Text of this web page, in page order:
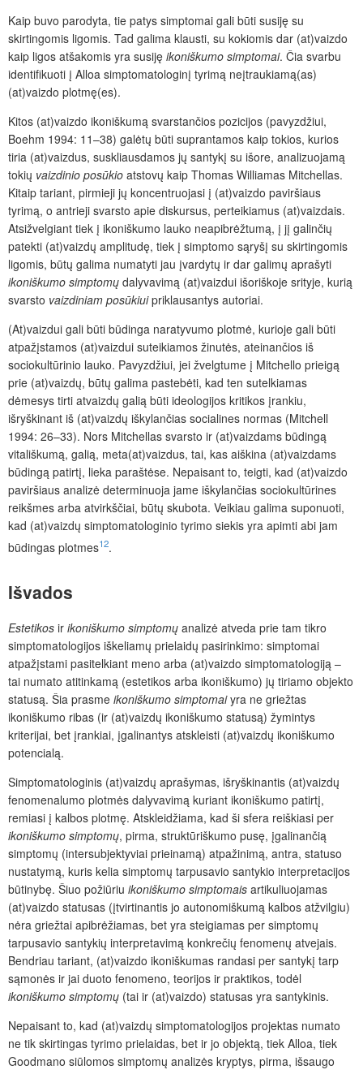
Kaip buvo parodyta, tie patys simptomai gali būti susiję su
skirtingomis ligomis. Tad galima klausti, su kokiomis dar (at)vaizdo
kaip ligos atšakomis yra susiję ikoniškumo simptomai. Čia svarbu
identifikuoti į Alloa simptomatologinį tyrimą neįtraukiamą(as)
(at)vaizdo plotmę(es).
Kitos (at)vaizdo ikoniškumą svarstančios pozicijos (pavyzdžiui,
Boehm 1994: 11–38) galėtų būti suprantamos kaip tokios, kurios
tiria (at)vaizdus, suskliausdamos jų santykį su išore, analizuojamą
tokių vaizdinio posūkio atstovų kaip Thomas Williamas Mitchellas.
Kitaip tariant, pirmieji jų koncentruojasi į (at)vaizdo paviršiaus
tyrimą, o antrieji svarsto apie diskursus, perteikiamus (at)vaizdais.
Atsižvelgiant tiek į ikoniškumo lauko neapibrėžtumą, į jį galinčių
patekti (at)vaizdų amplitudę, tiek į simptomo sąryšį su skirtingomis
ligomis, būtų galima numatyti jau įvardytų ir dar galimų aprašyti
ikoniškumo simptomų dalyvavimą (at)­vaizdui išoriškoje srityje, kurią
svarsto vaizdiniam posūkiuipriklausantys autoriai.
(At)vaizdui gali būti būdinga naratyvumo plotmė, kurioje gali būti
atpažįstamos (at)­vaizdui suteikiamos žinutės, ateinančios iš
sociokultūrinio lauko. Pavyzdžiui, jei žvelgtume į Mitchello prieigą
prie (at)vaizdų, būtų galima pastebėti, kad ten sutelkiamas
dėmesys tirti atvaizdų galią būti ideologijos kritikos įrankiu,
išryškinant iš (at)vaizdų iškylančias socialines normas (Mitchell
1994: 26–33). Nors Mitchellas svarsto ir (at)vaizdams būdingą
vitališkumą, galią, meta(at)vaizdus, tai, kas aiškina (at)vaizdams
būdingą patirtį, lieka paraštėse. Nepaisant to, teigti, kad (at)vaizdo
paviršiaus analizė determinuoja jame iškylančias sociokultūrines
reikšmes arba atvirkščiai, būtų skubota. Veikiau galima suponuoti,
kad (at)vaizdų simptomatologinio tyrimo siekis yra apimti abi jam
būdingas plotmes12.
Išvados
Estetikos ir ikoniškumo simptomų analizė atveda prie tam tikro
simptomatologijos iškeliamų prielaidų pasirinkimo: simptomai
atpažįstami pasitelkiant meno arba (at)­vaizdo simptomatologiją –
tai numato atitinkamą (estetikos arba ikoniškumo) jų tiriamo objekto
statusą. Šia prasme ikoniškumo simptomaiyra ne griežtas
ikoniškumo ribas (ir (at)vaizdų ikoniškumo statusą) žymintys
kriterijai, bet įrankiai, įgalinantys atskleisti (at)­vaizdų ikoniškumo
potencialą.
Simptomatologinis (at)vaizdų aprašymas, išryškinantis (at)vaizdų
fenomenalumo plotmės dalyvavimą kuriant ikoniškumo patirtį,
remiasi į kalbos plotmę. Atskleidžiama, kad ši sfera reiškiasi per
ikoniškumo simptomų, pirma, struktūriškumo pusę, įgalinančią
simptomų (intersubjektyviai prieinamą) atpažinimą, antra, statuso
nustatymą, kuris kelia simptomų tarpusavio santykio interpretacijos
būtinybę. Šiuo požiūriu ikoniškumo simptomais artikuliuojamas
(at)vaizdo statusas (įtvirtinantis jo autonomiškumą kalbos atžvilgiu)
nėra griežtai apibrėžiamas, bet yra steigiamas per simptomų
tarpusavio santykių interpretavimą konkrečių fenomenų atvejais.
Bendriau tariant, (at)vaizdo ikoniškumas randasi per santykį tarp
sąmonės ir jai duoto fenomeno, teorijos ir praktikos, todėl
ikoniškumo simptomų (tai ir (at)vaizdo) statusas yra santykinis.
Nepaisant to, kad (at)vaizdų simptomatologijos projektas numato
ne tik skirtingas tyrimo prielaidas, bet ir jo objektą, tiek Alloa, tiek
Goodmano siūlomos simptomų analizės kryptys, pirma, išsaugo